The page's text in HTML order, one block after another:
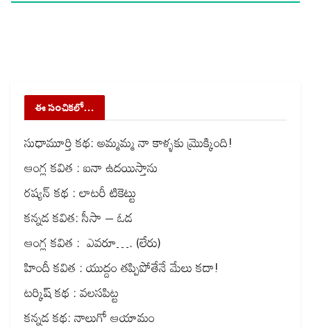
ఈ సంచికలో…
సుధామూర్తి కథ: అమ్మమ్మ నా కాళ్ళకు మ్రొక్కింది!
ఆంగ్ల కవిత : ఐనా ఉదయిస్తాను
రష్యన్ కథ : లాటరీ టికెట్టు
కన్నడ కవిత: సీసా – ఓడ
ఆంగ్ల కవిత : ఎవరూ…. (లేరు)
హిందీ కవిత : యుద్దం తప్పిపోతేనే మేలు కదా!
టర్కిష్ కథ : వలసపిట్ట
కన్నడ కథ: నాలుగో ఆయామం